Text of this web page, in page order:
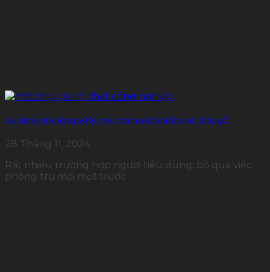
Sai lầm khi không xử lý mối mọi trước khi lắp nội thất gỗ
28 Tháng 11, 2024
Rất nhiều trường hợp người tiêu dùng, bỏ qua việc
phòng trừ mối mọt trước